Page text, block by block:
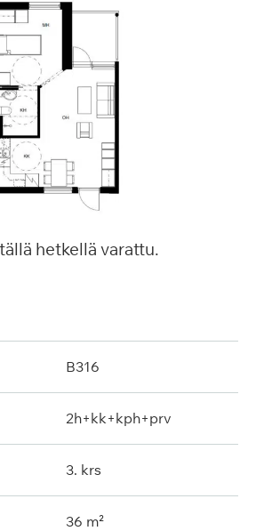
hetkellä varattu.
B316
2h+kk+kph+prv
3. krs
36 m²